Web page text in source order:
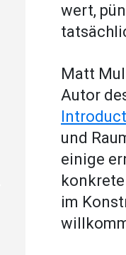
wert,
Matt
Autor
und
einige
im